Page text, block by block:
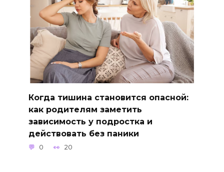
Когда тишина становится опасной:
как родителям заметить
зависимость у подростка и
действовать без паники
0 20